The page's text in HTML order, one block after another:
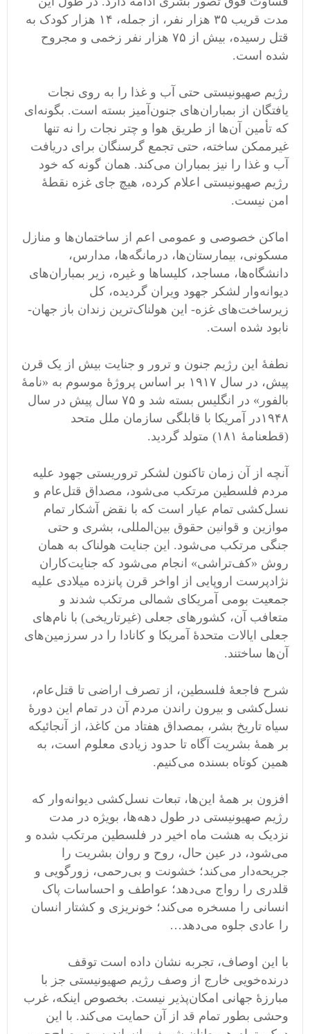
مدت قریب ٣۵ هزار نفر، از جمله، ١۴ هزار کودک به
قتل رسیده، بیش از ٧۵ هزار نفر زخمی و مجروح
شده است.
رژیم صهیونیستی حتی آب و غذا را به روی نجات
یافتگان از بمباران‌های جنون‌آمیز بسته است. بگونه‌ای
که تأمین آن‌ها از طریق هوا و چتر نجات را نه تنها
غیرممکن ساخته، حتی تجمع گرسنگان برای دریافت
آب و غذا را نیز بمباران می‌کند. همان گونه‌ که خود
رژیم صهیونیستی اعلام کرده، هیچ جای غزه نقطۀ
امن نیست.
اماکن خصوصی و عمومی اعم از ساختمان‌ها و منازل
مسکونی، بیمارستان‌ها، درمانگه‌ها، مدارس،
دانشگاه‌ها، مساجد، کلیساها و غیره، زیر بمباران‌های
دیوانه‌وار لشکر جهود ویران گردیده، کل
زیرساخت‌های‌ غزه- این هولناک‌ترین زندان باز جهان-
نابود شده است.
نطفۀ این رژیم جنون و ترور و جنایت بیش از یک قرن
پیش، در سال ١٩١٧ بر اساس پروژۀ موسوم به «نامۀ
بالفور» در انگلیس بسته شد و ٧۵ سال پیش در سال
١٩۴٨در آمریکا با قابلگی سازمان ملل متحد
(قطعنامۀ ١٨١) متولد گردید.
آنچه از آن زمان تاکنون لشکر تروریستی جهود علیه
مردم فلسطین مرتکب می‌شود، مصداق قتل‌عام و
نسل‌کشی تمام عیار است که با نقض آشکار تمام
موازین و قوانین حقوق بین‌المللی، بشری و حتی
جنگی مرتکب می‌شود. این جنایت هولناک به همان
روش «کف‌تراشی» انجام می‌شود که جنایت‌کاران
نژادپرست اروپایی از اواخر قرن پانزده میلادی علیه
جمعیت بومی آمریکای شمالی مرتکب شدند و
متعافب آن، کشورهای جعلی (غیرتاریخی) با نام‌های
جعلی ایالات متحدۀ آمریکا و کانادا را در سرزمین‌های
آن‌ها ساختند.
شرح فاجعۀ فلسطین، از تصرف اراضی تا قتل‌عام،
نسل‌کشی و بیرون راندن مردم آن در تمام این دورۀ
سیاه تاریخ بشر، بمصداق هفتاد من کاغذ، از آنجائیکه
بر همۀ بشریت آگاه تا حدود زیادی معلوم است، به
همین کوتاه بسنده می‌کنیم.
افزون بر همۀ این‌ها، تبعات نسل‌کشی دیوانه‌وار که
رژیم صهیونیستی در طول دهه‌ها، بویژه در مدت
نزدیک به هشت ماه اخیر در فلسطین مرتکب شده و
می‌شود، در عین حال، روح و روان بشریت را
جریحه‌دار می‌کند؛ خشونت و بی‌رحمی، زورگویی و
قلدری را رواج می‌دهد؛ عواطف و احساسات پاک
انسانی را مسخره می‌کند؛ خونریزی و کشتار انسان
را عادی‌ جلوه می‌دهد…
با این اوصاف، تجربه نشان داده است توقف
درنده‌خویی خارج از وصف‌ رژیم صهیونیستی جز با
مبارزۀ جهانی امکان‌پذیر نیست. بخصوص اینکه، غرب
وحشی بطور تمام قد از آن حمایت می‌کند. با این